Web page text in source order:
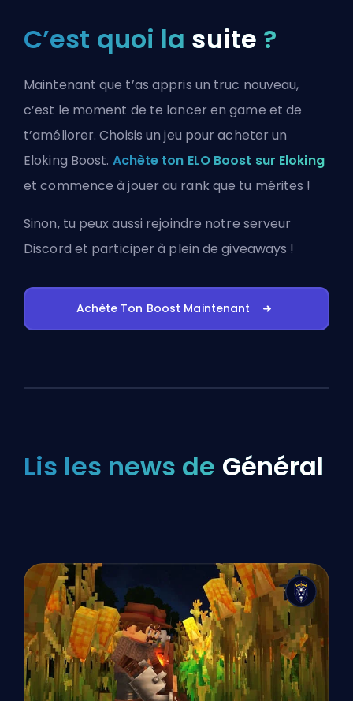
C’est quoi la suite ?
Maintenant que t’as appris un truc nouveau,
c’est le moment de te lancer en game et de
t’améliorer. Choisis un jeu pour acheter un
Eloking Boost. Achète ton ELO Boost sur Eloking
et commence à jouer au rank que tu mérites !
Sinon, tu peux aussi rejoindre notre serveur
Discord et participer à plein de giveaways !
Achète Ton Boost Maintenant
Lis les news de Général